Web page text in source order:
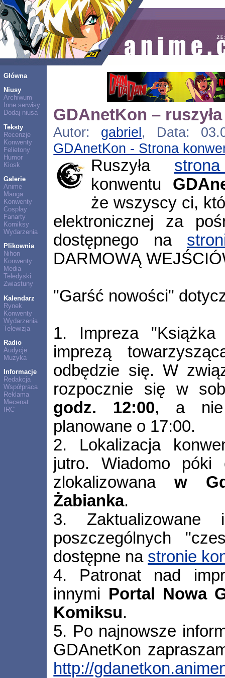
Główna
Niusy
Archiwum
Inne serwisy
Dodaj niusa
Teksty
Recenzje
Konwenty
Felietony
Humor
Kiosk
Galerie
Anime
Manga
Konwenty
Cosplay
Fanarty
Komiksy
Wydarzenia
Plikownia
Nihon
Konwenty
Media
Teledyski
Zwiastuny
Kalendarz
Rynek
Konwenty
Wydarzenia
Telewizja
Radio
Audycje
Muzyka
Informacje
Redakcja
Współpraca
Reklama
Mecenat
IRC
GDAnetKon –
Autor: gabriel, Data:
GDAnetKon - Strona
Ruszyła
konwentu
że wszyscy ci,
elektronicznej za
dostępnego na
DARMOWĄ
"Garść nowości"
1. Impreza
imprezą
odbędzie się. W
rozpocznie się w
godz. 12:00, a nie
planowane o 17:00.
2. Lokalizacja
jutro. Wiadomo
zlokalizowana w
Żabianka.
3. Zaktualizowane
poszczególnych
dostępne na stronie
4. Patronat nad
innymi Portal Nowa
Komiksu.
5. Po najnowsze
GDAnetKon
http://